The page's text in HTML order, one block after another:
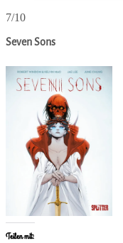
7/10
Seven Sons
Teilen mit: